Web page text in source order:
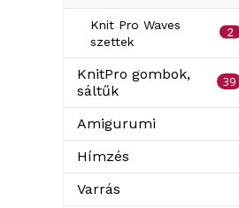
Knit Pro Waves
szettek
2
KnitPro gombok,
sáltűk
39
Amigurumi
Hímzés
Varrás